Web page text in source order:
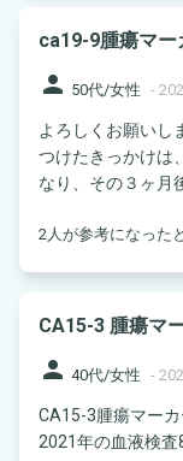
ca19-9腫瘍マー
person 50代/女性 -
よろしくお願いし
つけたきっかけは
なり、その３ヶ月
2人が参考になった
CA15-3 腫瘍マ
person 40代/女性 -
CA15-3腫瘍マー
2021年の血液検査